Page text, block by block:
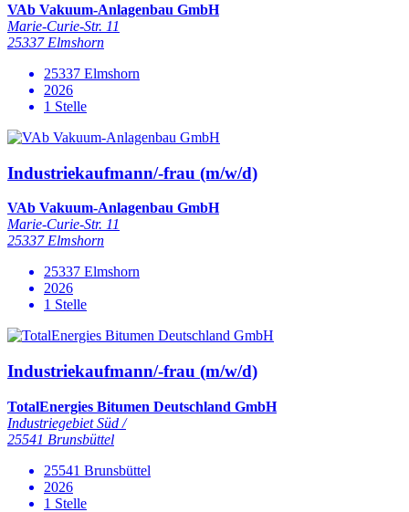
VAb Vakuum-Anlagenbau GmbH
Marie-Curie-Str. 11
25337 Elmshorn
25337 Elmshorn
2026
1 Stelle
Industriekaufmann/-frau (m/w/d)
VAb Vakuum-Anlagenbau GmbH
Marie-Curie-Str. 11
25337 Elmshorn
25337 Elmshorn
2026
1 Stelle
Industriekaufmann/-frau (m/w/d)
TotalEnergies Bitumen Deutschland GmbH
Industriegebiet Süd /
25541 Brunsbüttel
25541 Brunsbüttel
2026
1 Stelle